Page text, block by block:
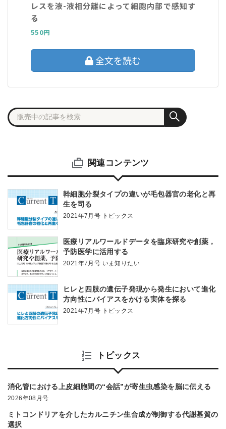
レスを液-液相分離によって細胞内部で感知す
る
550円
全文を読む
関連コンテンツ
幹細胞分裂タイプの違いが毛包器官の老化と再
生を司る
2021年7月号 トピックス
医療リアルワールドデータを臨床研究や創薬，
予防医学に活用する
2021年7月号 いま知りたい
ヒレと四肢の遺伝子発現から発生において進化
方向性にバイアスをかける実体を探る
2021年7月号 トピックス
トピックス
消化管における上皮細胞間の“会話”が寄生虫感染を脳に伝える
2026年08月号
ミトコンドリアを介したカルニチン生合成が制御する代謝基質の
選択